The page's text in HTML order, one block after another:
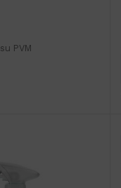
su PVM